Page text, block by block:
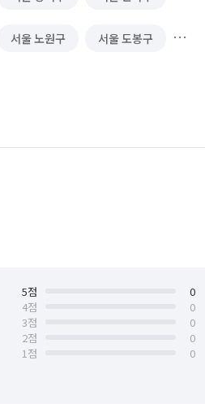
서울 노원구 서울 도봉구
5점
0
4점
0
3점
0
2점
0
1점
0